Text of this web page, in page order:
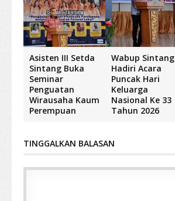
Asisten III Setda
Sintang Buka
Seminar
Penguatan
Wirausaha Kaum
Perempuan
Wabup Sintang
Hadiri Acara
Puncak Hari
Keluarga
Nasional Ke 33
Tahun 2026
TINGGALKAN BALASAN